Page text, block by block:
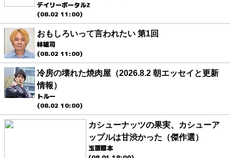
デイリーポータルZ
(08.02 11:00)
おもしろいって言われたい 第1回
林雄司
(08.02 11:00)
冷房の壊れた焼肉屋（2026.8.2 朝エッセイと更新
情報）
トルー
(08.02 10:00)
カシューナッツの果実、カシューア
ップルは甘渋かった（傑作選）
玉置標本